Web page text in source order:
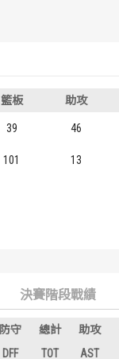
籃板 助攻
39 46
101 13
決賽階段戰績
防守 總計 助攻
DFF TOT AST